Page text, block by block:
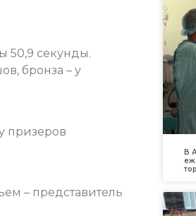
50,9 секунды.
бронза – у
призеров
– представитель
В